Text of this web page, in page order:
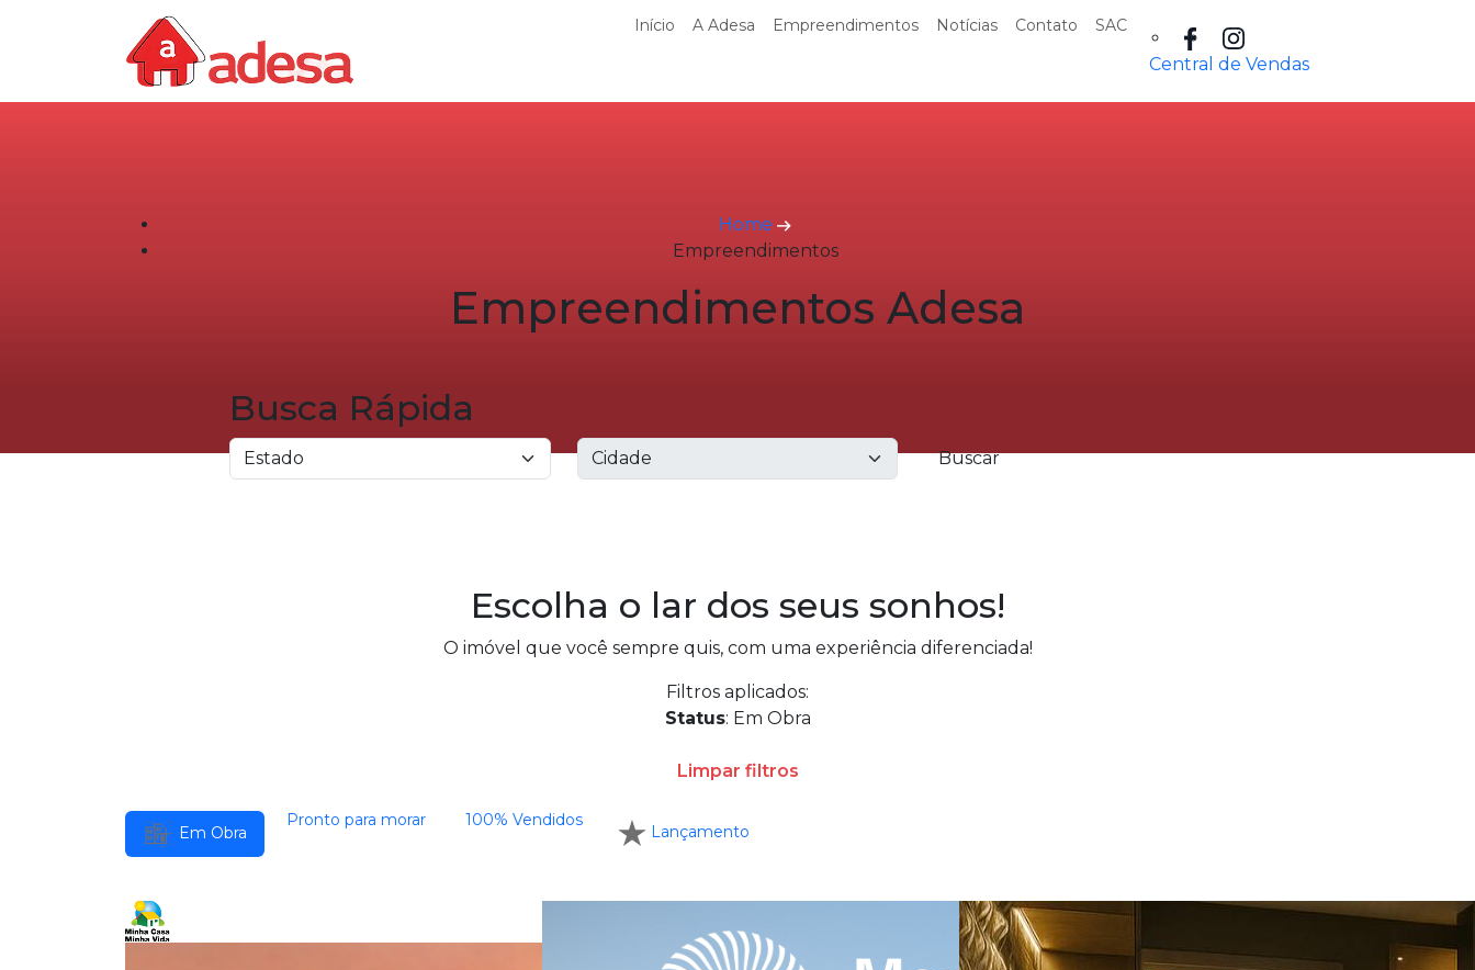
Início A Adesa Empreendimentos Notícias Contato SAC
Central de Vendas
Home
Empreendimentos
Empreendimentos Adesa
Busca Rápida
Buscar
Escolha o lar dos seus sonhos!
O imóvel que você sempre quis, com uma experiência diferenciada!
Filtros aplicados:
Status: Em Obra
Limpar filtros
Em Obra
Pronto para morar 100% Vendidos
Lançamento